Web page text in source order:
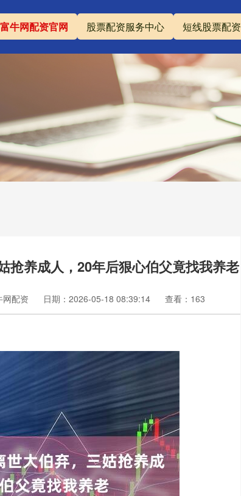
富牛网配资官网 股票配资服务中心 短线股票配资
抢养成人，20年后狠心伯父竟找我养老
网配资 日期：2026-05-18 08:39:14 查看：163